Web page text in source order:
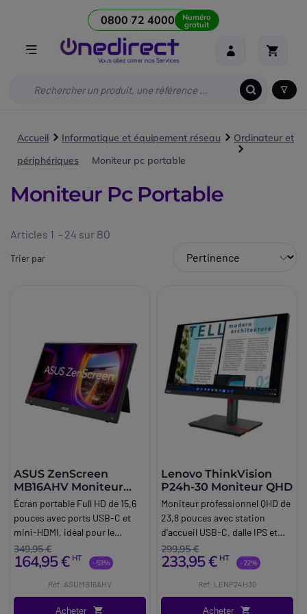
0800 72 4000 Numéro
gratuit
Accueil Informatique et équipement réseau
Ordinateur et
périphériques
Moniteur pc portable
Moniteur Pc Portable
Articles 1 - 24 sur 80
Trier par
ASUS ZenScreen
MB16AHV Moniteur
portable FHD
Écran portable Full HD de 15,6
pouces avec ports USB-C et
mini-HDMI, idéal pour le
télétravail, les présentations et
la productivité en
349,95 €
164,95 € HT -53%
Réf: ASUMB16AHV
Acheter
Lenovo ThinkVision
P24h-30 Moniteur QHD
Moniteur professionnel QHD de
23,8 pouces avec station
d'accueil USB-C, dalle IPS et
socle ergonomique pour des
postes de travail efficaces et
299,95 €
233,95 € HT -22%
Réf: LENP24H30
Acheter